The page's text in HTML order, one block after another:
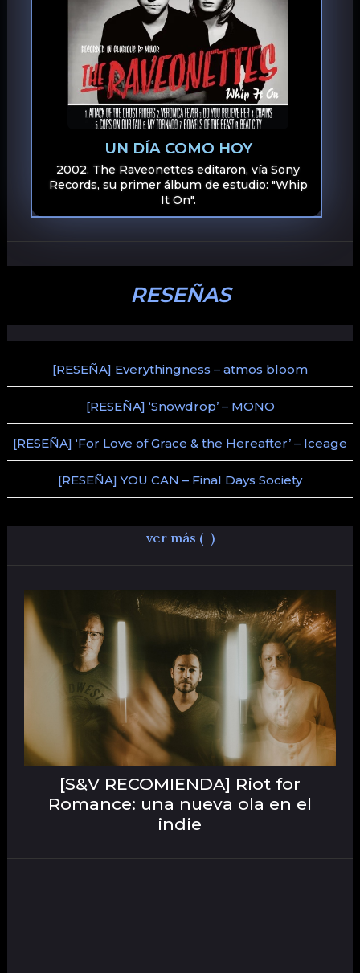
UN DÍA COMO HOY
2002. The Raveonettes editaron, vía Sony
Records, su primer álbum de estudio: "Whip
It On".
RESEÑAS
[RESEÑA] Everythingness – atmos bloom
[RESEÑA] ‘Snowdrop’ – MONO
[RESEÑA] ‘For Love of Grace & the Hereafter’ – Iceage
[RESEÑA] YOU CAN – Final Days Society
ver más (+)
[S&V RECOMIENDA] Riot for
Romance: una nueva ola en el
indie